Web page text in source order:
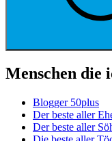
Menschen die
Blogger 50plus
Der beste aller
Der beste aller